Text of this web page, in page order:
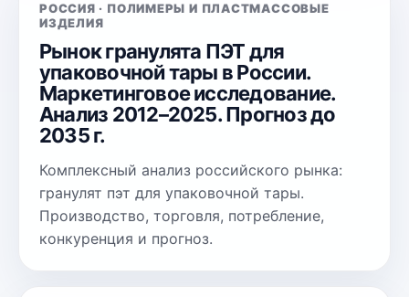
РОССИЯ · ПОЛИМЕРЫ И ПЛАСТМАССОВЫЕ
ИЗДЕЛИЯ
Рынок гранулята ПЭТ для
упаковочной тары в России.
Маркетинговое исследование.
Анализ 2012–2025. Прогноз до
2035 г.
Комплексный анализ российского рынка:
гранулят пэт для упаковочной тары.
Производство, торговля, потребление,
конкуренция и прогноз.